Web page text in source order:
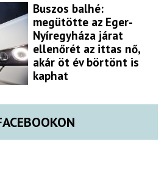
Buszos balhé:
megütötte az Eger-
Nyíregyháza járat
ellenőrét az ittas nő,
akár öt év börtönt is
kaphat